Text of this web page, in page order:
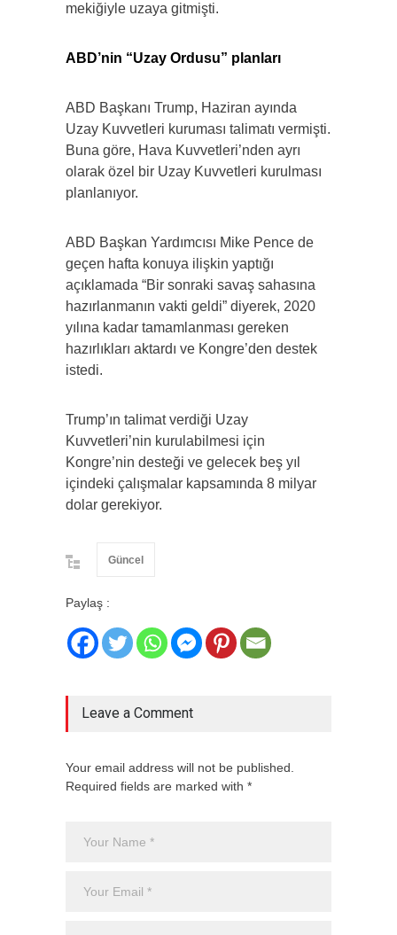
mekiğiyle uzaya gitmişti.
ABD’nin “Uzay Ordusu” planları
ABD Başkanı Trump, Haziran ayında
Uzay Kuvvetleri kuruması talimatı vermişti.
Buna göre, Hava Kuvvetleri’nden ayrı
olarak özel bir Uzay Kuvvetleri kurulması
planlanıyor.
ABD Başkan Yardımcısı Mike Pence de
geçen hafta konuya ilişkin yaptığı
açıklamada “Bir sonraki savaş sahasına
hazırlanmanın vakti geldi” diyerek, 2020
yılına kadar tamamlanması gereken
hazırlıkları aktardı ve Kongre’den destek
istedi.
Trump’ın talimat verdiği Uzay
Kuvvetleri’nin kurulabilmesi için
Kongre’nin desteği ve gelecek beş yıl
içindeki çalışmalar kapsamında 8 milyar
dolar gerekiyor.
Güncel
Paylaş :
Leave a Comment
Your email address will not be published.
Required fields are marked with *